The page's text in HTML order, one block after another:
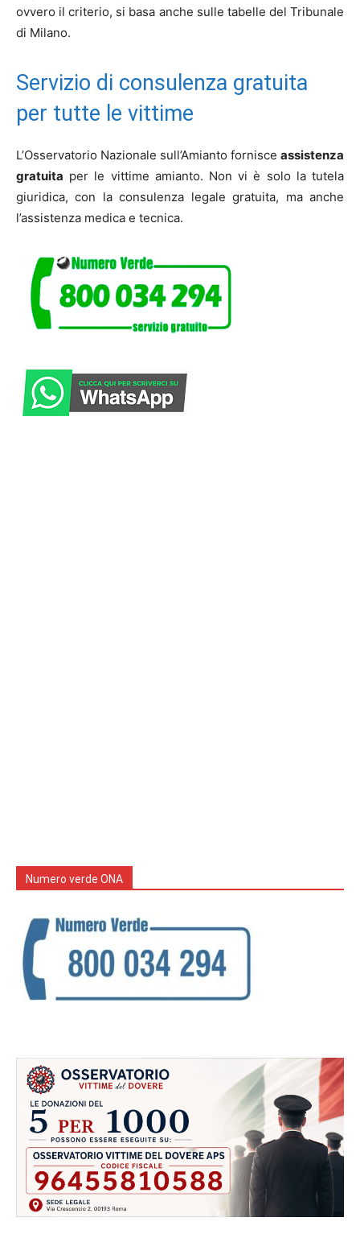
ovvero il criterio, si basa anche sulle tabelle del Tribunale
di Milano.
Servizio di consulenza gratuita
per tutte le vittime
L’Osservatorio Nazionale sull’Amianto fornisce assistenza
gratuita per le vittime amianto. Non vi è solo la tutela
giuridica, con la consulenza legale gratuita, ma anche
l’assistenza medica e tecnica.
Numero verde ONA